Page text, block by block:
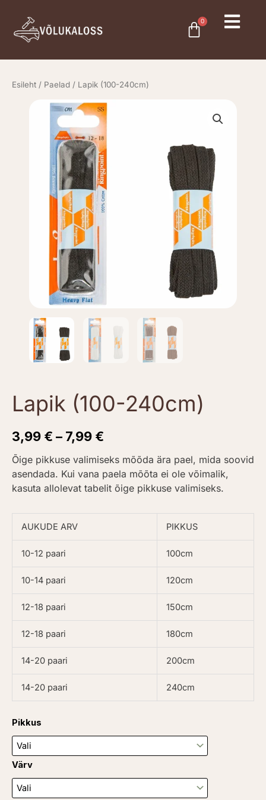
content
0
Cart
Esileht / Paelad / Lapik (100-240cm)
Lapik (100-240cm)
3,99 € – 7,99 €
Õige pikkuse valimiseks mõõda ära pael, mida soovid
asendada. Kui vana paela mõõta ei ole võimalik,
kasuta allolevat tabelit õige pikkuse valimiseks.
AUKUDE ARV PIKKUS
10-12 paari 100cm
10-14 paari 120cm
12-18 paari 150cm
12-18 paari 180cm
14-20 paari 200cm
14-20 paari 240cm
Pikkus
Värv
Lapik
(100-
240cm)
kogus